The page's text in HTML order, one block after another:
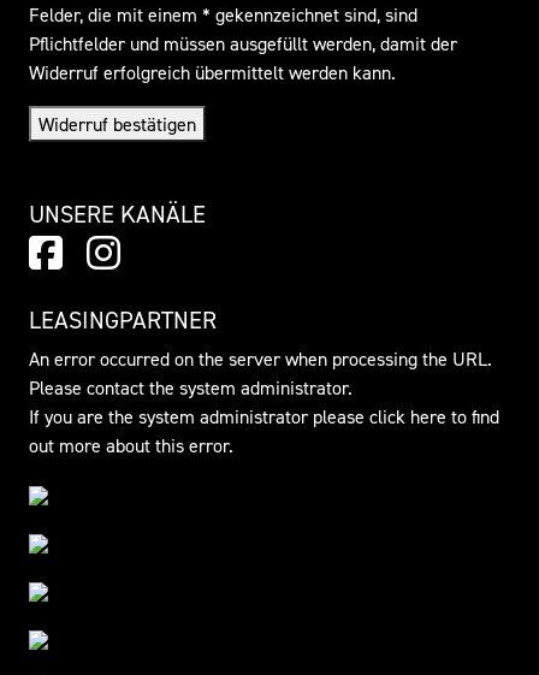
Felder, die mit einem * gekennzeichnet sind, sind
Pflichtfelder und müssen ausgefüllt werden, damit der
Widerruf erfolgreich übermittelt werden kann.
Widerruf bestätigen
UNSERE KANÄLE
LEASINGPARTNER
An error occurred on the server when processing the URL.
Please contact the system administrator.
If you are the system administrator please click here to find
out more about this error.